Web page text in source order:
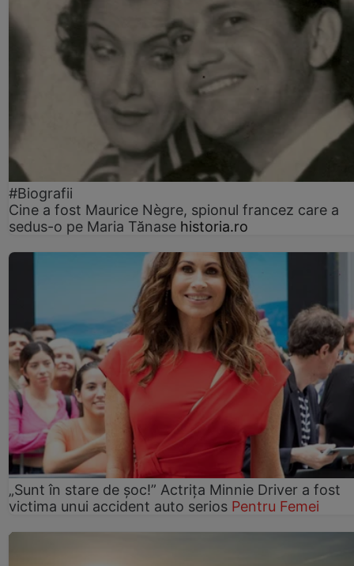
#Biografii
Cine a fost Maurice Nègre, spionul francez care a
sedus-o pe Maria Tănase historia.ro
„Sunt în stare de șoc!” Actrița Minnie Driver a fost
victima unui accident auto serios Pentru Femei